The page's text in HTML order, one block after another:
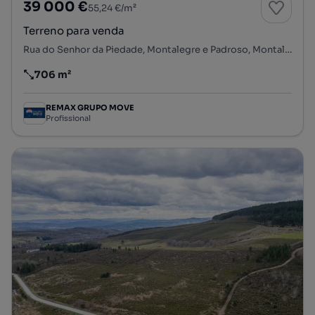
39 000 €55,24 €/m²
Terreno para venda
Rua do Senhor da Piedade, Montalegre e Padroso, Montalegre, Vila Real
Preço por metro quadrado
706 m²
REMAX GRUPO MOVE
Profissional